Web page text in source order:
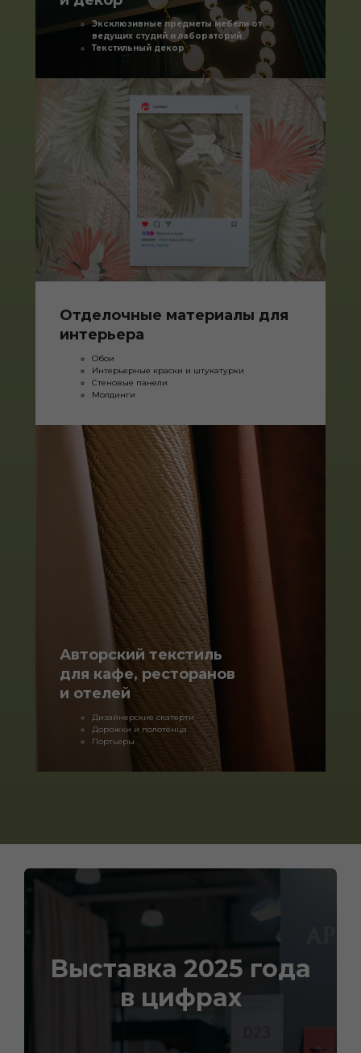
Эксклюзивные предметы мебели от
ведущих студий и лабораторий
Текстильный декор
Отделочные материалы для
интерьера
Обои
Интерьерные краски и штукатурки
Стеновые панели
Молдинги
Авторский текстиль
для кафе, ресторанов
и отелей
Дизайнерские скатерти
Дорожки и полотенца
Портьеры
Выставка 2025 года
в цифрах